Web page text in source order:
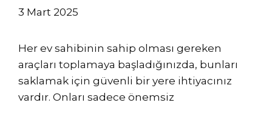
3 Mart 2025
Her ev sahibinin sahip olması gereken
araçları toplamaya başladığınızda, bunları
saklamak için güvenli bir yere ihtiyacınız
vardır. Onları sadece önemsiz